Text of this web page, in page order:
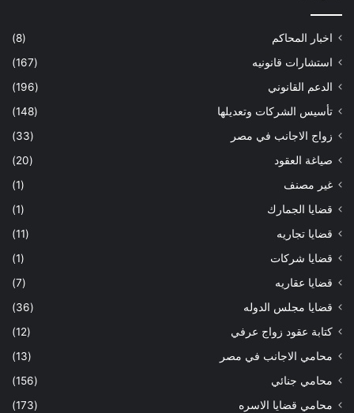
اخبار المحاكم
(8)
استشارات قانونيه
(167)
الدعم القانوني
(196)
تأسيس الشركات وتعديلها
(148)
زواج الاجانب في مصر
(33)
صياغة العقود
(20)
غير مصنف
(1)
قضايا الجمارك
(1)
قضايا تجاريه
(11)
قضايا شركات
(1)
قضايا عقاريه
(7)
قضايا مجلس الدوله
(36)
كتابة عقود زواج عرفي
(12)
محامي الاجانب في مصر
(13)
محامي جنائي
(156)
محامي قضايا الاسره
(173)